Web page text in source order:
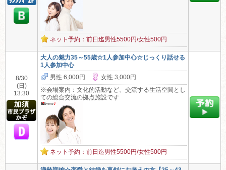
ネット予約：前日迄男性5500円/女性500円
8/30
(日)
13:30
大人の魅力35～55歳☆1人参加中心☆じっくり話せる
1人参加中心
男性 6,000円
女性 3,000円
※会場案内：文化的活動など、交流する生活空間とし
ての総合交流の拠点施設です
ネット予約：前日迄男性5500円/女性500円